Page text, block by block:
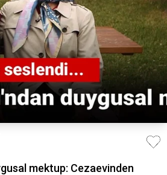
mektup: Cezaevinden